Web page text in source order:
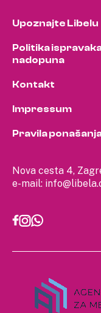
Nova cesta 4,
e-mail:
Upoznajte Libelu
Politika
nadopuna
Kontakt
Impressum
Pravila